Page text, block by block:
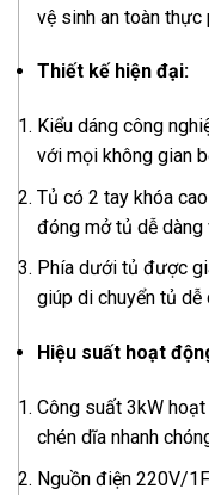
vệ sinh an toàn thực
Thiết kế hiện đại:
Kiểu dáng công
với mọi không gian
Tủ có 2 tay khóa
đóng mở tủ dễ dàng
Phía dưới tủ được
giúp di chuyển tủ dễ
Hiệu suất hoạt
Công suất 3kW
chén dĩa nhanh
Nguồn điện 220V/